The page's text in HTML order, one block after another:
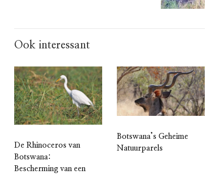
Ook interessant
De Rhinoceros van
Botswana:
Bescherming van een
Botswana’s Geheime
Natuurparels